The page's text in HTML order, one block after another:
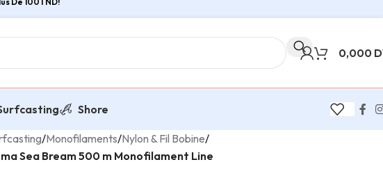
0,000
Shore
/Monofilaments/Nylon & Fil Bobine/
Sea Bream 500 m Monofilament Line